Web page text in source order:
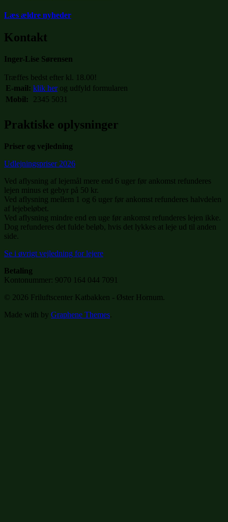
Læs ældre nyheder
Kontakt
Inger-Lise Sørensen
Træffes bedst efter kl. 18.00!
E-mail: klik herog udfyld formularen
Mobil:
2345 5031
Praktiske oplysninger
Priser og vejledning
Udlejningspriser 2026
Ved aflysning af lejemål mere end 6 uger før ankomst refunderes
lejen minus et gebyr på 50 kr.
Ved aflysning mellem 1 og 6 uger før ankomst refunderes halvdelen
af lejebeløbet.
Ved aflysning mindre end en uge før ankomst refunderes lejen ikke.
Dog refunderes det fulde beløb, hvis det lykkes at leje ud til anden
side.
Se i øvrigt vejledning for lejere
Betaling
Kontonummer: 9070 164 044 7091
© 2026 Friluftscenter Katbakken - Øster Hornum.
Made with by Graphene Themes.